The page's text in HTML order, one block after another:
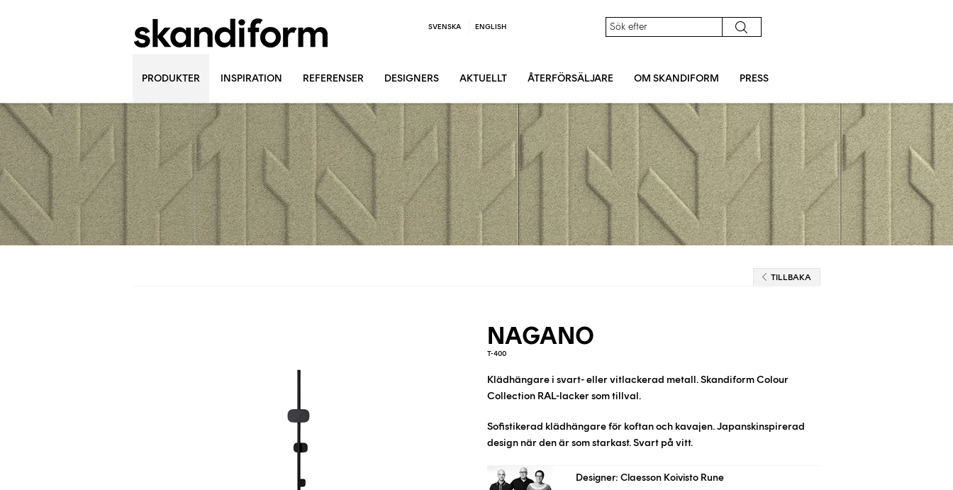
SVENSKA ENGLISH
PRODUKTER INSPIRATION REFERENSER DESIGNERS AKTUELLT ÅTERFÖRSÄLJARE OM SKANDIFORM PRESS
TILLBAKA
NAGANO
T-400
Klädhängare i svart- eller vitlackerad metall.Skandiform Colour
Collection RAL-lacker som tillval.
Sofistikerad klädhängare för koftan och kavajen. Japanskinspirerad
design när den är som starkast. Svart på vitt.
Designer: Claesson Koivisto Rune